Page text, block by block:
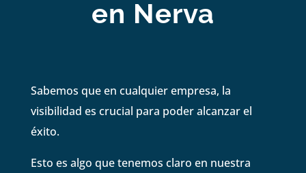
en Nerva
Sabemos que en cualquier empresa, la
visibilidad es crucial para poder alcanzar el
éxito.
Esto es algo que tenemos claro en nuestra